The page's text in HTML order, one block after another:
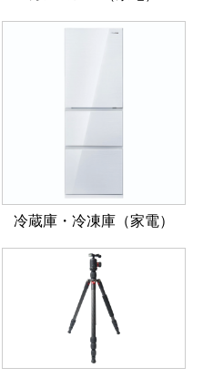
冷蔵庫・冷凍庫（家電）